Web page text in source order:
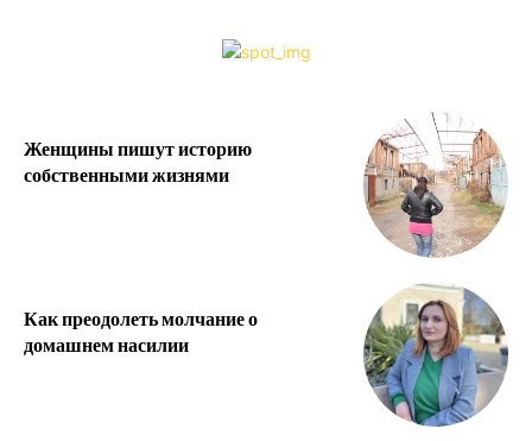
Женщины пишут историю
собственными жизнями
Как преодолеть молчание о
домашнем насилии